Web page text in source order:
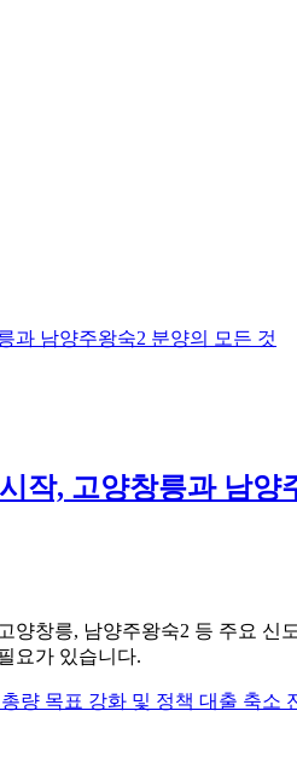
작, 고양창릉과 남양
양창릉, 남양주왕숙2 등 주요
요가 있습니다.